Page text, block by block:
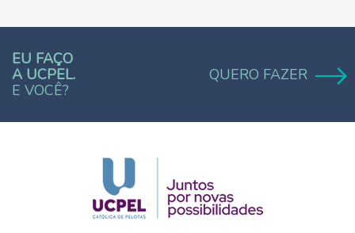
EU FAÇO
A UCPEL.
E VOCÊ?
QUERO FAZER